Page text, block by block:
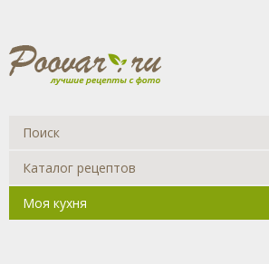
Каталог рецептов
Моя кухня